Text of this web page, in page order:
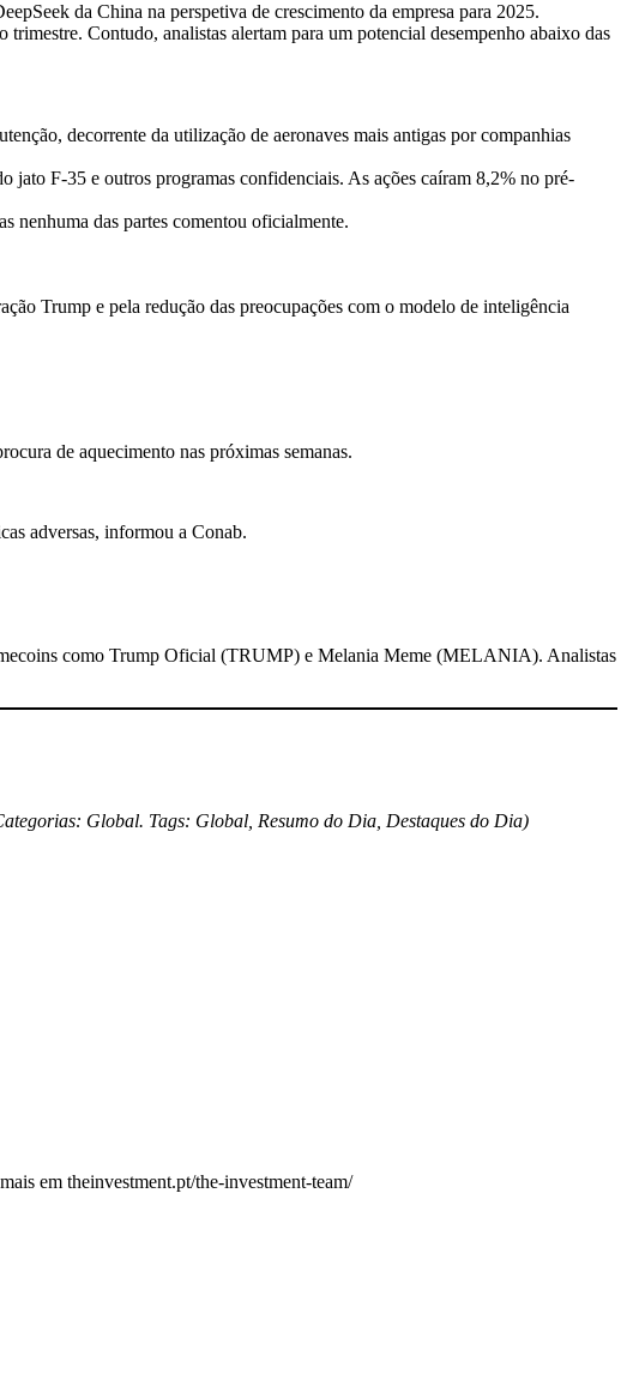
da China na perspetiva de crescimento da empresa para 2025.
Contudo, analistas alertam para um potencial desempenho abaixo das
decorrente da utilização de aeronaves mais antigas por companhias
jato F-35 e outros programas confidenciais. As ações caíram 8,2% no pré-
nenhuma das partes comentou oficialmente.
Trump e pela redução das preocupações com o modelo de inteligência
de aquecimento nas próximas semanas.
adversas, informou a Conab.
como Trump Oficial (TRUMP) e Melania Meme (MELANIA). Analistas
Global. Tags: Global, Resumo do Dia, Destaques do Dia)
em theinvestment.pt/the-investment-team/